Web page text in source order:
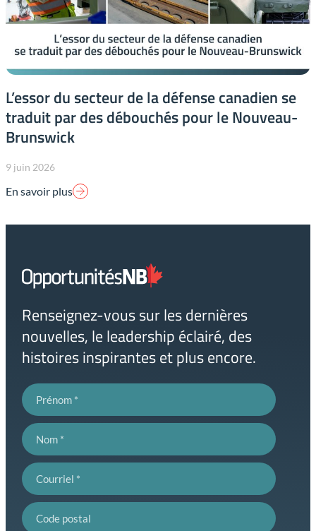
L’essor du secteur de la défense canadien se
traduit par des débouchés pour le Nouveau-
Brunswick
9 juin 2026
En savoir plus
Lien
page
Renseignez-vous sur les dernières
nouvelles, le leadership éclairé, des
histoires inspirantes et plus encore.
Prénom
Nom
Courriel
Code postal